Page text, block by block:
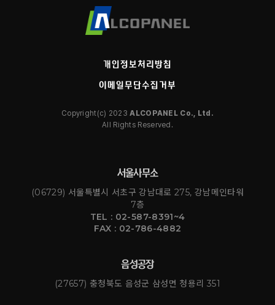
개인정보처리방침
이메일무단수집거부
Copyright(c) 2023ALCOPANEL Co., Ltd.
All Rights Reserved.
서울사무소
(06729) 서울특별시 서초구 강남대로 275, 강남메인타워
7층
TEL : 02-587-8391~4
FAX : 02-786-4882
음성공장
(27657) 충청북도 음성군 삼성면 청용리 351